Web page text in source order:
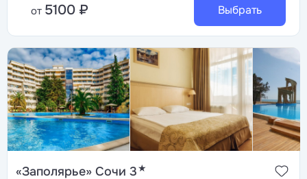
от 5100 ₽ Выбрать
«Заполярье» Сочи 3★